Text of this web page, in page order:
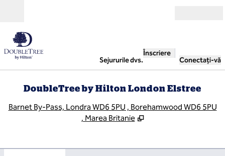
Sejururile dvs.
Înscriere
Conectați-vă
DoubleTree by Hilton London Elstree
Barnet By-Pass, Londra WD6 5PU , Borehamwood WD6 5PU
, Marea Britanie